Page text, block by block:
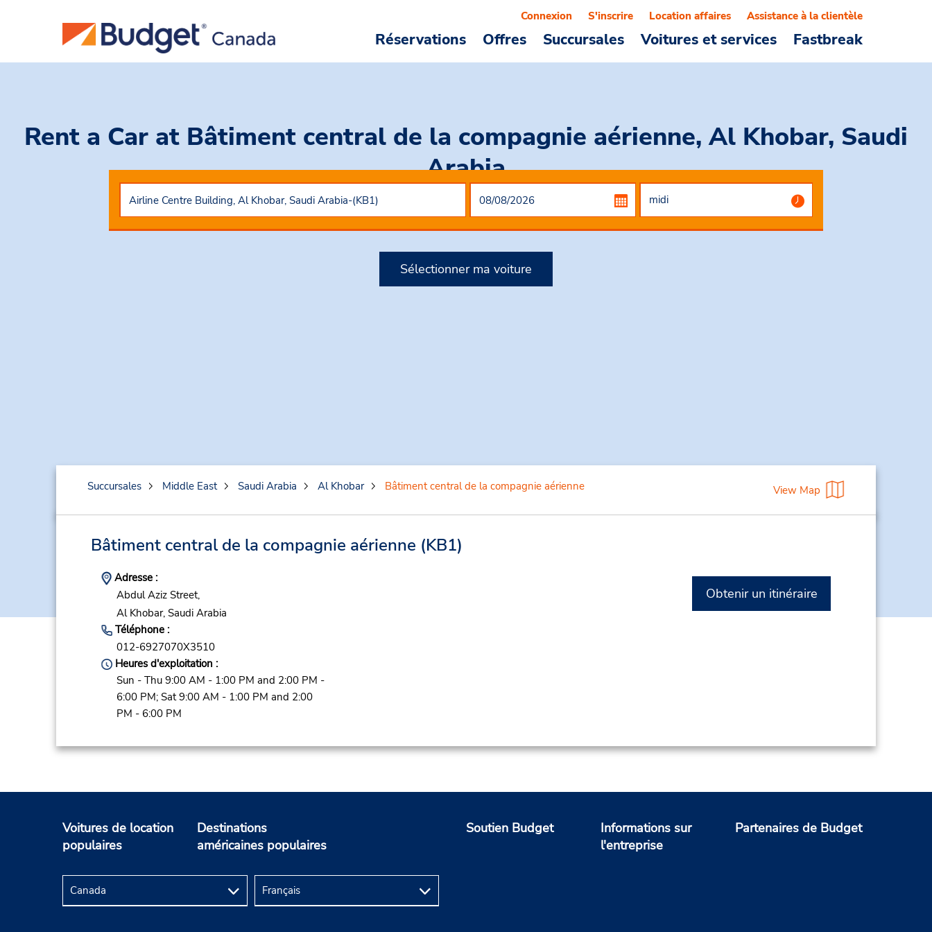
Réservations Offres Succursales Voitures et services Fastbreak
Connexion S'inscrire Location affaires Assistance à la clientèle
Rent a Car at Bâtiment central de la compagnie aérienne, Al Khobar, Saudi
Arabia
Sélectionner ma voiture
Succursales Middle East Saudi Arabia Al Khobar Bâtiment central de la compagnie aérienne View Map
Bâtiment central de la compagnie aérienne (KB1)
Adresse :
Abdul Aziz Street,
Al Khobar, Saudi Arabia
Téléphone :
012-6927070X3510
Heures d'exploitation :
Sun - Thu 9:00 AM - 1:00 PM and 2:00 PM -
6:00 PM; Sat 9:00 AM - 1:00 PM and 2:00
PM - 6:00 PM
Obtenir un itinéraire
Voitures de location
populaires
Destinations
américaines populaires
Soutien Budget
Informations sur
l'entreprise
Partenaires de Budget